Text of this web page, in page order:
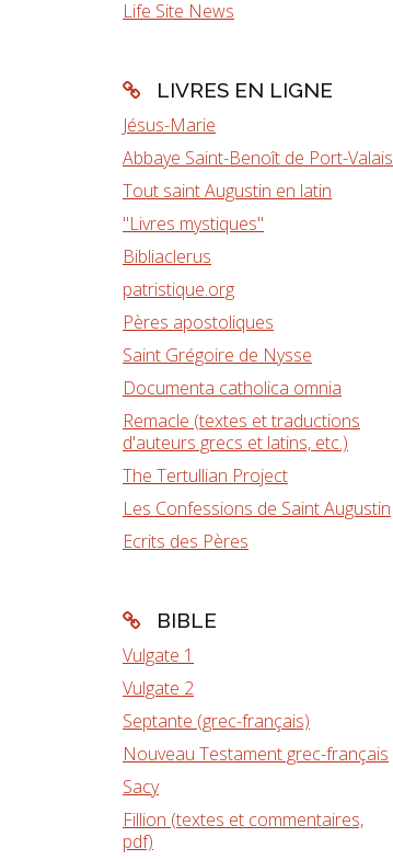
Life Site News
LIVRES EN LIGNE
Jésus-Marie
Abbaye Saint-Benoît de Port-Valais
Tout saint Augustin en latin
"Livres mystiques"
Bibliaclerus
patristique.org
Pères apostoliques
Saint Grégoire de Nysse
Documenta catholica omnia
Remacle (textes et traductions
d'auteurs grecs et latins, etc.)
The Tertullian Project
Les Confessions de Saint Augustin
Ecrits des Pères
BIBLE
Vulgate 1
Vulgate 2
Septante (grec-français)
Nouveau Testament grec-français
Sacy
Fillion (textes et commentaires,
pdf)